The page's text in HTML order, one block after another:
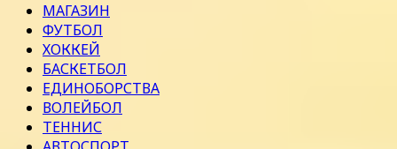
МАГАЗИН
ФУТБОЛ
ХОККЕЙ
БАСКЕТБОЛ
ЕДИНОБОРСТВА
ВОЛЕЙБОЛ
ТЕННИС